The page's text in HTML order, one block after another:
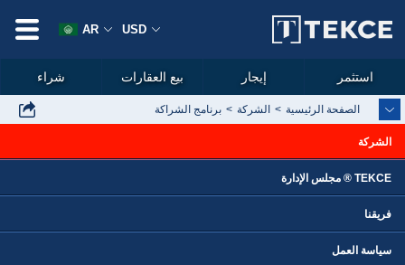
الصفحة الرئيسية الشركة برنامج الشراكة
الشركة
TEKCE ® مجلس الإدارة
فريقنا
سياسة العمل
USD
AR
شراء بيع العقارات إيجار استثمر